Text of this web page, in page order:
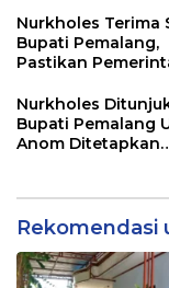
Dunia
Nurkholes Terima
Bupati Pemalang,
Pastikan
Nurkholes
Bupati Pemalang
Anom Ditetapkan
Rekomendasi